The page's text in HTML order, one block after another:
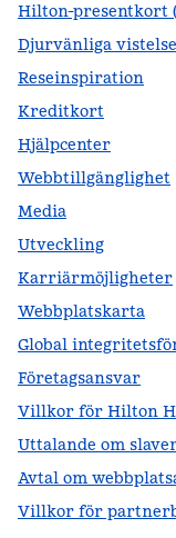
Hilton-presentkort
Djurvänliga
Reseinspiration
Kreditkort
Hjälpcenter
Webbtillgänglighet
Media
Utveckling
Karriärmöjligheter
Webbplatskarta
Global
Företagsansvar
Villkor för Hilton
Uttalande om
Avtal om
Villkor för